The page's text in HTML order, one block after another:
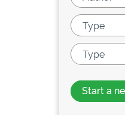
Start a